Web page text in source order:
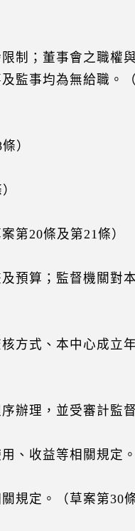
制；董事會之職權
監事均為無給職。
）
第20條及第21條）
預算；監督機關對
方式、本中心成立
辦理，並受審計監
、收益等相關規定
規定。（草案第30條